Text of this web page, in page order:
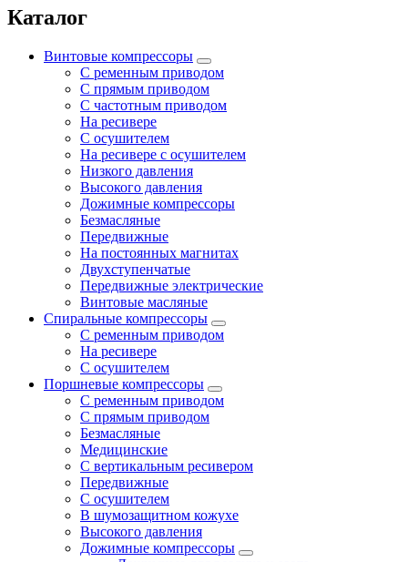
Каталог
Винтовые компрессоры
С ременным приводом
С прямым приводом
С частотным приводом
На ресивере
С осушителем
На ресивере с осушителем
Низкого давления
Высокого давления
Дожимные компрессоры
Безмасляные
Передвижные
На постоянных магнитах
Двухступенчатые
Передвижные электрические
Винтовые масляные
Спиральные компрессоры
С ременным приводом
На ресивере
С осушителем
Поршневые компрессоры
С ременным приводом
С прямым приводом
Безмасляные
Медицинские
С вертикальным ресивером
Передвижные
С осушителем
В шумозащитном кожухе
Высокого давления
Дожимные компрессоры